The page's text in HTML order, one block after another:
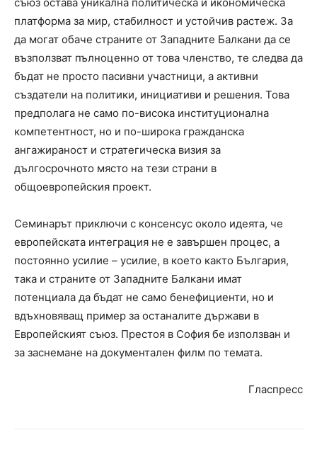
съюз остава уникална политическа и икономическа
платформа за мир, стабилност и устойчив растеж. За
да могат обаче страните от Западните Балкани да се
възползват пълноценно от това членство, те следва да
бъдат не просто пасивни участници, а активни
създатели на политики, инициативи и решения. Това
предполага не само по-висока институционална
компетентност, но и по-широка гражданска
ангажираност и стратегическа визия за
дългосрочното място на тези страни в
общоевропейския проект.
Семинарът приключи с консенсус около идеята, че
европейската интеграция не е завършен процес, а
постоянно усилие – усилие, в което както България,
така и страните от Западните Балкани имат
потенциала да бъдат не само бенефициенти, но и
вдъхновяващ пример за останалите държави в
Европейският съюз. Престоя в София бе използван и
за заснемане на документален филм по темата.
Гласпресс